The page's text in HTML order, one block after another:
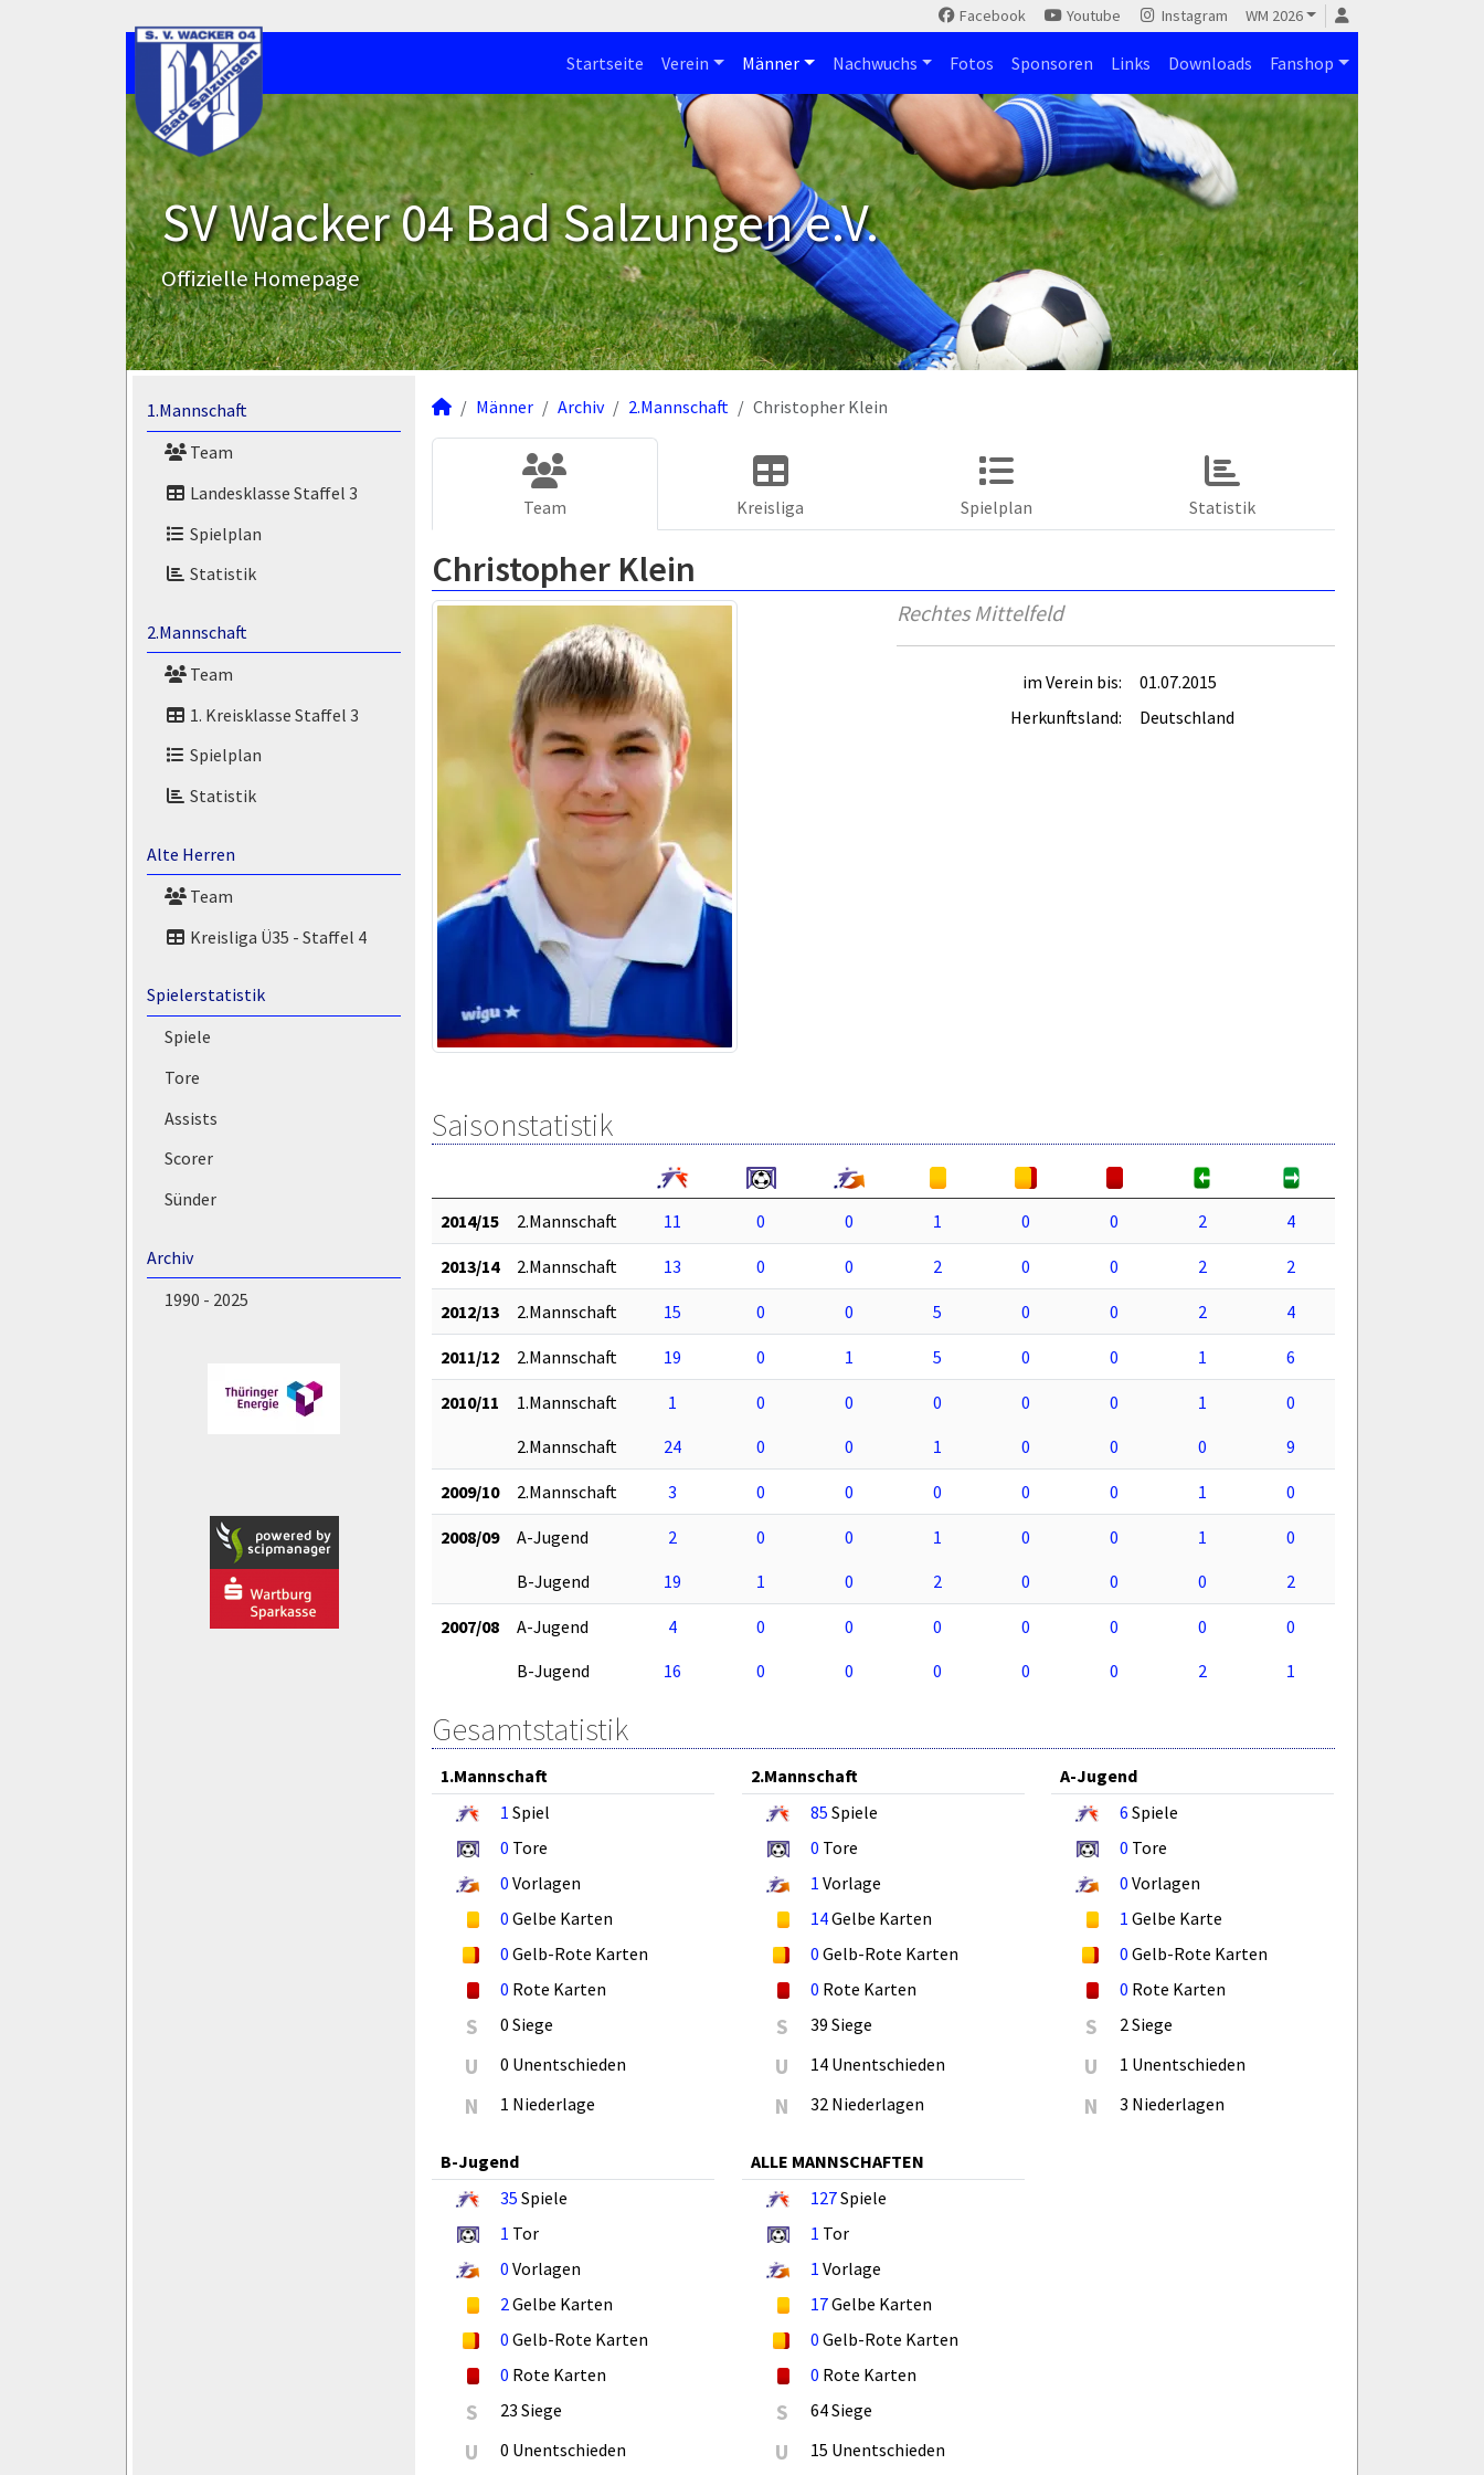
Facebook Youtube Instagram WM 2026
Startseite Verein Männer Nachwuchs Fotos Sponsoren Links Downloads Fanshop
SV Wacker 04 Bad Salzungen e.V.
Offizielle Homepage
1.Mannschaft
Team
Landesklasse Staffel 3
Spielplan
Statistik
2.Mannschaft
Team
1. Kreisklasse Staffel 3
Spielplan
Statistik
Alte Herren
Team
Kreisliga Ü35 - Staffel 4
Spielerstatistik
Spiele
Tore
Assists
Scorer
Sünder
Archiv
1990 - 2025
Männer Archiv 2.Mannschaft Christopher Klein
Team Kreisliga Spielplan Statistik
Christopher Klein
Rechtes Mittelfeld
im Verein bis:
01.07.2015
Herkunftsland:
Deutschland
Saisonstatistik
2014/15 2.Mannschaft 11 0 0 1 0 0 2 4
2013/14 2.Mannschaft 13 0 0 2 0 0 2 2
2012/13 2.Mannschaft 15 0 0 5 0 0 2 4
2011/12 2.Mannschaft 19 0 1 5 0 0 1 6
2010/11 1.Mannschaft 1 0 0 0 0 0 1
0
2.Mannschaft
24 0 0 1 0 0 0 9
2009/10 2.Mannschaft 3 0 0 0 0 0 1 0
2008/09 A-Jugend 2 0 0 1 0 0 1
0
B-Jugend
19 1 0 2 0 0 0 2
2007/08 A-Jugend 4 0 0 0 0 0 0
0
B-Jugend
16 0 0 0 0 0 2 1
Gesamtstatistik
1.Mannschaft
1 Spiel
0 Tore
0 Vorlagen
0 Gelbe Karten
0 Gelb-Rote Karten
0 Rote Karten
S 0 Siege
U 0 Unentschieden
N 1 Niederlage
2.Mannschaft
85 Spiele
0 Tore
1 Vorlage
14Gelbe Karten
0 Gelb-Rote Karten
0 Rote Karten
S 39 Siege
U 14 Unentschieden
N 32 Niederlagen
A-Jugend
6 Spiele
0 Tore
0 Vorlagen
1 Gelbe Karte
0 Gelb-Rote Karten
0 Rote Karten
S 2 Siege
U 1 Unentschieden
N 3 Niederlagen
B-Jugend
35 Spiele
1 Tor
0 Vorlagen
2Gelbe Karten
0 Gelb-Rote Karten
0 Rote Karten
S 23 Siege
U 0 Unentschieden
ALLE MANNSCHAFTEN
127Spiele
1 Tor
1 Vorlage
17Gelbe Karten
0 Gelb-Rote Karten
0 Rote Karten
S 64 Siege
U 15 Unentschieden